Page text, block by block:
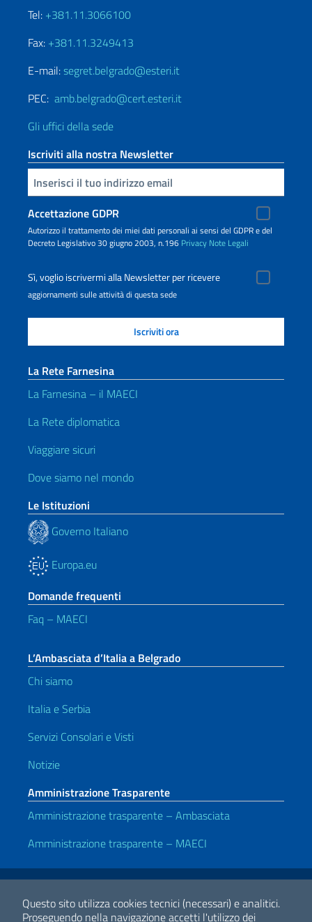
Questo sito utilizza cookies tecnici (necessari) e analitici.
Proseguendo nella navigazione accetti l'utilizzo dei
Tel: +381.11.3066100
Fax: +381.11.3249413
E-mail:segret.belgrado@esteri.it
PEC: amb.belgrado@cert.esteri.it
Gli uffici della sede
Iscriviti alla nostra Newsletter
Inserisci la tua email
Accettazione GDPR
Autorizzo il trattamento dei miei dati personali ai sensi del GDPR e del
Decreto Legislativo 30 giugno 2003, n.196 Privacy Note Legali
Sì, voglio iscrivermi alla Newsletter per ricevere
aggiornamenti sulle attività di questa sede
La Rete Farnesina
La Farnesina – il MAECI
La Rete diplomatica
Viaggiare sicuri
Dove siamo nel mondo
Le Istituzioni
Governo Italiano
Europa.eu
Domande frequenti
Faq – MAECI
L’Ambasciata d’Italia a Belgrado
Chi siamo
Italia e Serbia
Servizi Consolari e Visti
Notizie
Amministrazione Trasparente
Amministrazione trasparente – Ambasciata
Amministrazione trasparente – MAECI
Link Utili